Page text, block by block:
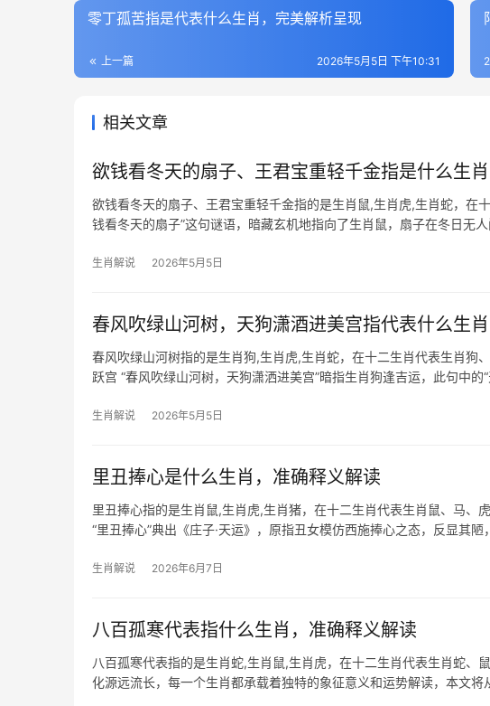
零丁孤苦指是代表什么生肖，完美解析呈现
上一篇 2026年5月5日 下午10:31
相关文章
欲钱看冬天的扇子、王君宝重轻千金指是什么生
欲钱看冬天的扇子、王君宝重轻千金指的是生肖鼠,生肖虎,生肖蛇，在
钱看冬天的扇子”这句谜语，暗藏玄机地指向了生肖鼠，扇子在冬日无
生肖解说 2026年5月5日
春风吹绿山河树，天狗潇酒进美宫指代表什么生
春风吹绿山河树指的是生肖狗,生肖虎,生肖蛇，在十二生肖代表生肖狗
跃宫 “春风吹绿山河树，天狗潇洒进美宫”暗指生肖狗逢吉运，此句中
生肖解说 2026年5月5日
里丑捧心是什么生肖，准确释义解读
里丑捧心指的是生肖鼠,生肖虎,生肖猪，在十二生肖代表生肖鼠、马、
“里丑捧心”典出《庄子·天运》，原指丑女模仿西施捧心之态，反显
生肖解说 2026年6月7日
八百孤寒代表指什么生肖，准确释义解读
八百孤寒代表指的是生肖蛇,生肖鼠,生肖虎，在十二生肖代表生肖蛇、
化源远流长，每一个生肖都承载着独特的象征意义和运势解读，本文